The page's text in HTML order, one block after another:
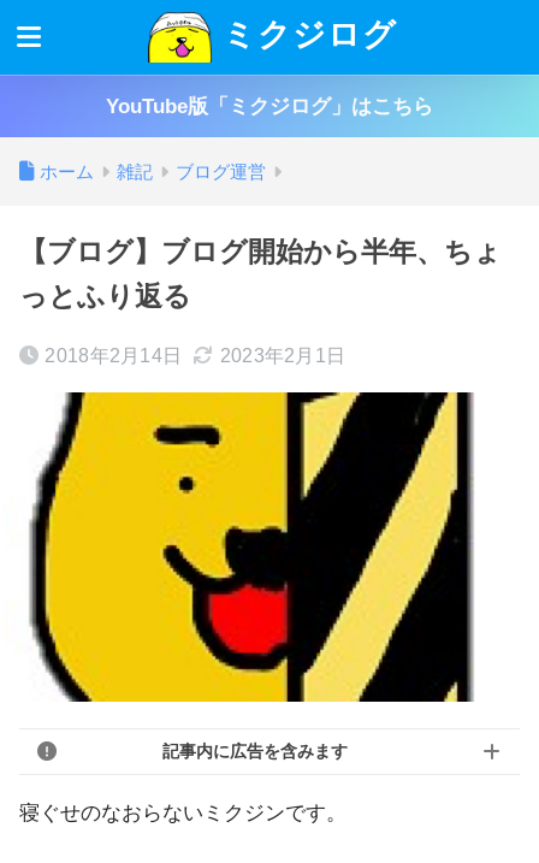
ミクジログ
YouTube版「ミクジログ」はこちら
ホーム 雑記 ブログ運営
【ブログ】ブログ開始から半年、ちょ
っとふり返る
2018年2月14日 2023年2月1日
記事内に広告を含みます
寝ぐせのなおらないミクジンです。